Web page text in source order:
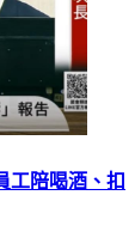
陪喝酒、扣